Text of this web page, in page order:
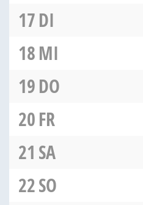
17DI
18MI
19DO
20FR
21 SA
22SO